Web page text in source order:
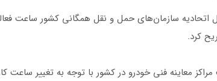
اتحادیه سازمان‌های حمل و نقل همگانی کشور ساعت
کرد.
مراکز معاینه فنی خودرو در کشور با توجه به تغییر ساعت